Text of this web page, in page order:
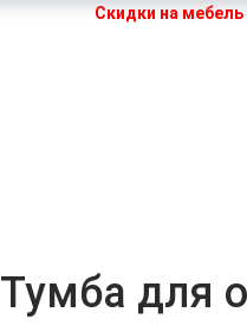
Скидки на мебель
Тумба для